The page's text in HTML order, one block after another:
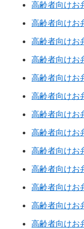
高齢者向けお
高齢者向けお
高齢者向けお
高齢者向けお
高齢者向けお
高齢者向けお
高齢者向けお
高齢者向けお
高齢者向けお
高齢者向けお
高齢者向けお
高齢者向けお
高齢者向けお